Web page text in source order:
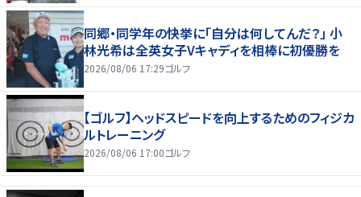
同郷・同学年の快挙に「自分は何してんだ？」 小
林光希は全英女子Vキャディを相棒に初優勝を
2026/08/06 17:29ゴルフ
【ゴルフ】ヘッドスピードを向上するためのフィジカ
ルトレーニング
2026/08/06 17:00ゴルフ